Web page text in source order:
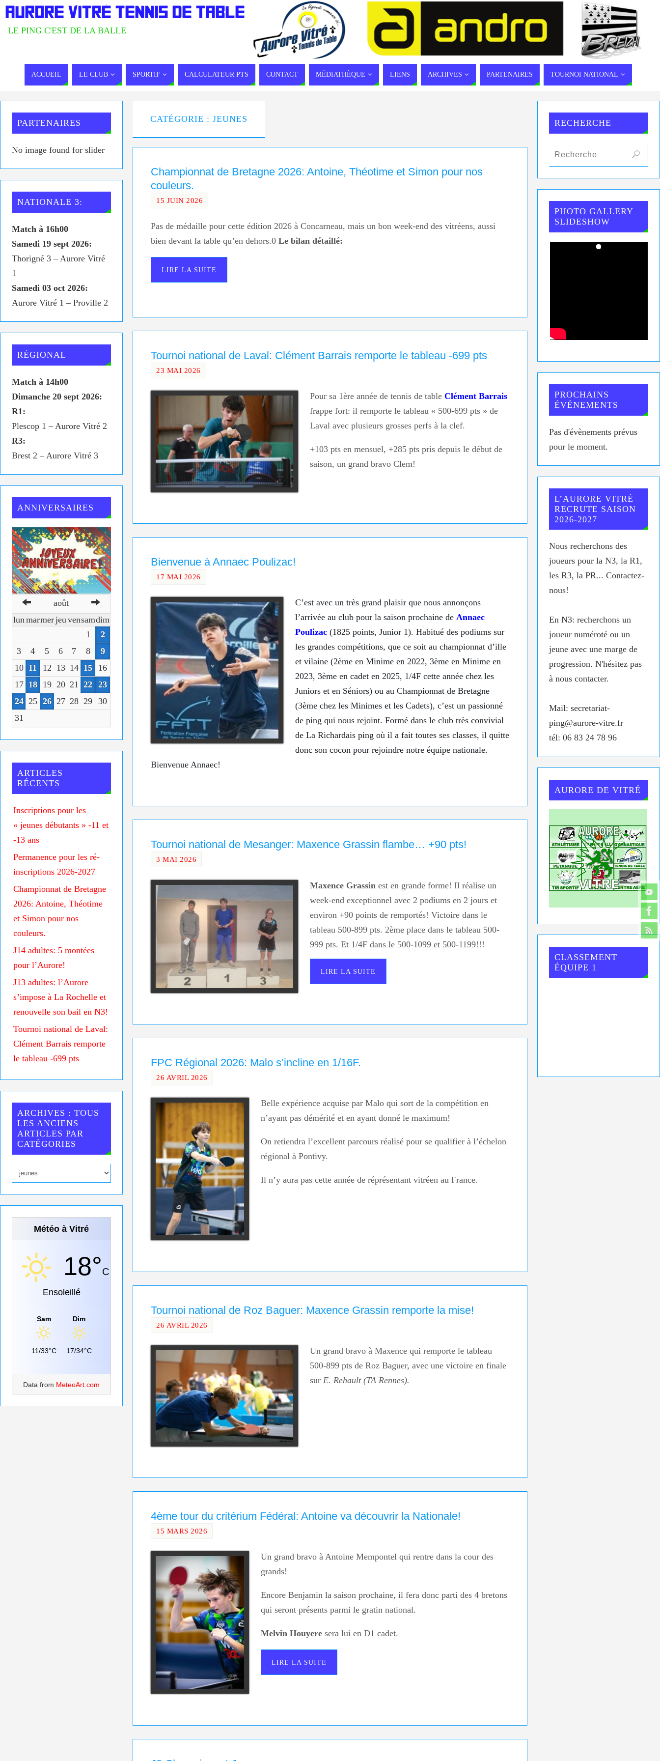
AURORE VITRÉ TENNIS DE TABLE
LE PING C'EST DE LA BALLE
ACCUEIL LE CLUB SPORTIF CALCULATEUR PTS CONTACT MÉDIATHÈQUE LIENS ARCHIVES PARTENAIRES TOURNOI NATIONAL
CATÉGORIE : JEUNES
Championnat de Bretagne 2026: Antoine, Théotime et Simon pour nos
couleurs.
15 JUIN 2026
Pas de médaille pour cette édition 2026 à Concarneau, mais un bon week-end des vitréens, aussi
bien devant la table qu’en dehors.0 Le bilan détaillé:
LIRE LA SUITE
Tournoi national de Laval: Clément Barrais remporte le tableau -699 pts
23 MAI 2026
Pour sa 1ère année de tennis de table Clément Barrais
frappe fort: il remporte le tableau « 500-699 pts » de
Laval avec plusieurs grosses perfs à la clef.
+103 pts en mensuel, +285 pts pris depuis le début de
saison, un grand bravo Clem!
Bienvenue à Annaec Poulizac!
17 MAI 2026
C’est avec un très grand plaisir que nous annonçons
l’arrivée au club pour la saison prochaine de Annaec
Poulizac (1825 points, Junior 1). Habitué des podiums sur
les grandes compétitions, que ce soit au championnat d’ille
et vilaine (2ème en Minime en 2022, 3ème en Minime en
2023, 3ème en cadet en 2025, 1/4F cette année chez les
Juniors et en Séniors) ou au Championnat de Bretagne
(3ème chez les Minimes et les Cadets), c’est un passionné
de ping qui nous rejoint. Formé dans le club très convivial
de La Richardais ping où il a fait toutes ses classes, il quitte
donc son cocon pour rejoindre notre équipe nationale.
Bienvenue Annaec!
Tournoi national de Mesanger: Maxence Grassin flambe… +90 pts!
3 MAI 2026
Maxence Grassin est en grande forme! Il réalise un
week-end exceptionnel avec 2 podiums en 2 jours et
environ +90 points de remportés! Victoire dans le
tableau 500-899 pts. 2ème place dans le tableau 500-
999 pts. Et 1/4F dans le 500-1099 et 500-1199!!!
LIRE LA SUITE
FPC Régional 2026: Malo s’incline en 1/16F.
26 AVRIL 2026
Belle expérience acquise par Malo qui sort de la compétition en
n’ayant pas démérité et en ayant donné le maximum!
On retiendra l’excellent parcours réalisé pour se qualifier à l’échelon
régional à Pontivy.
Il n’y aura pas cette année de réprésentant vitréen au France.
Tournoi national de Roz Baguer: Maxence Grassin remporte la mise!
26 AVRIL 2026
Un grand bravo à Maxence qui remporte le tableau
500-899 pts de Roz Baguer, avec une victoire en finale
sur E. Rehault (TA Rennes).
4ème tour du critérium Fédéral: Antoine va découvrir la Nationale!
15 MARS 2026
Un grand bravo à Antoine Mempontel qui rentre dans la cour des
grands!
Encore Benjamin la saison prochaine, il fera donc parti des 4 bretons
qui seront présents parmi le gratin national.
Melvin Houyere sera lui en D1 cadet.
LIRE LA SUITE
PARTENAIRES
No image found for slider
NATIONALE 3:
Match à 16h00
Samedi 19 sept 2026:
Thorigné 3 – Aurore Vitré
1
Samedi 03 oct 2026:
Aurore Vitré 1 – Proville 2
RÉGIONAL
Match à 14h00
Dimanche 20 sept 2026:
R1:
Plescop 1 – Aurore Vitré 2
R3:
Brest 2 – Aurore Vitré 3
ANNIVERSAIRES
août
lun marmerjeu vensamdim
1
2
3
4 5 6 7 8
9
10 11 12 13 14 15
16
17 18 19 20 21 22
23
24 25 26 27 28 29
30
31
ARTICLES
RÉCENTS
Inscriptions pour les
« jeunes débutants » -11 et
-13 ans
Permanence pour les ré-
inscriptions 2026-2027
Championnat de Bretagne
2026: Antoine, Théotime
et Simon pour nos
couleurs.
J14 adultes: 5 montées
pour l’Aurore!
J13 adultes: l’Aurore
s’impose à La Rochelle et
renouvelle son bail en N3!
Tournoi national de Laval:
Clément Barrais remporte
le tableau -699 pts
ARCHIVES : TOUS
LES ANCIENS
ARTICLES PAR
CATÉGORIES
Météo à Vitré
18°C
Ensoleillé
Sam
11/33°C
Dim
17/34°C
Data from MeteoArt.com
RECHERCHE
PHOTO GALLERY
SLIDESHOW
PROCHAINS
ÉVÉNEMENTS
Pas d'évènements prévus
pour le moment.
L’AURORE VITRÉ
RECRUTE SAISON
2026-2027
Nous recherchons des
joueurs pour la N3, la R1,
les R3, la PR... Contactez-
nous!
En N3: recherchons un
joueur numéroté ou un
jeune avec une marge de
progression. N'hésitez pas
à nous contacter.
Mail: secretariat-
ping@aurore-vitre.fr
tél: 06 83 24 78 96
AURORE DE VITRÉ
CLASSEMENT
ÉQUIPE 1